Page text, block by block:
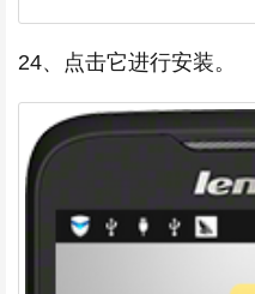
24、点击它进行安装。